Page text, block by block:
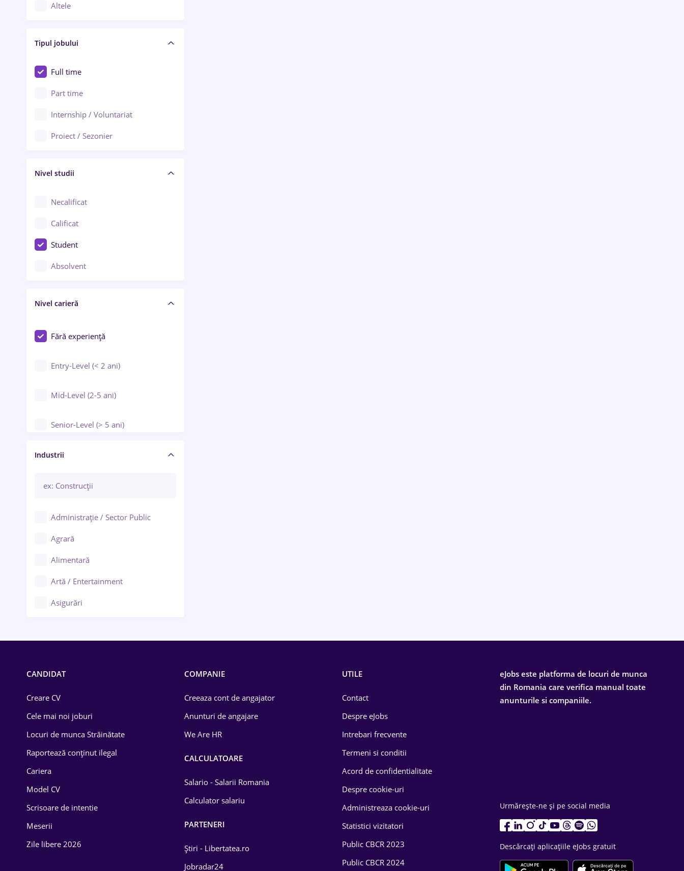
Arad
Baia Mare
Bârlad
Bistrița (Bistrița-Năsăud)
Altele
Asigurări
Au pair / Babysitter / Curățenie
Audit / Consultanță
Auto / Echipamente
Automatizări
Cercetare - dezvoltare
Chimie / Biochimie
Confecții / Design vestimentar
Construcții / Instalații
Controlul calității
Educație / Training / Arte
Tipul jobului
Full time
Part time
Internship / Voluntariat
Proiect / Sezonier
Nivel studii
Necalificat
Calificat
Student
Absolvent
Nivel carieră
Fără experiență
Entry-Level (< 2 ani)
Mid-Level (2-5 ani)
Senior-Level (> 5 ani)
Manager / Executiv
Industrii
Administrație / Sector Public
Agrară
Alimentară
Artă / Entertainment
Asigurări
Drept
Educație / Training
Energetică
Farma
CANDIDAT
Creare CV
Cele mai noi joburi
Locuri de munca Străinătate
Raportează conținut ilegal
Cariera
Model CV
Scrisoare de intentie
Meserii
Zile libere 2026
COMPANIE
Creeaza cont de angajator
Anunturi de angajare
We Are HR
CALCULATOARE
Salario - Salarii Romania
Calculator salariu
PARTENERI
Știri - Libertatea.ro
Jobradar24
UTILE
Contact
Despre eJobs
Intrebari frecvente
Termeni si conditii
Acord de confidentialitate
Despre cookie-uri
Administreaza cookie-uri
Statistici vizitatori
Public CBCR 2023
Public CBCR 2024
eJobs este platforma de locuri de munca
din Romania care verifica manual toate
anunturile si companiile.
Urmărește-ne și pe social media
Descărcați aplicațiile eJobs gratuit